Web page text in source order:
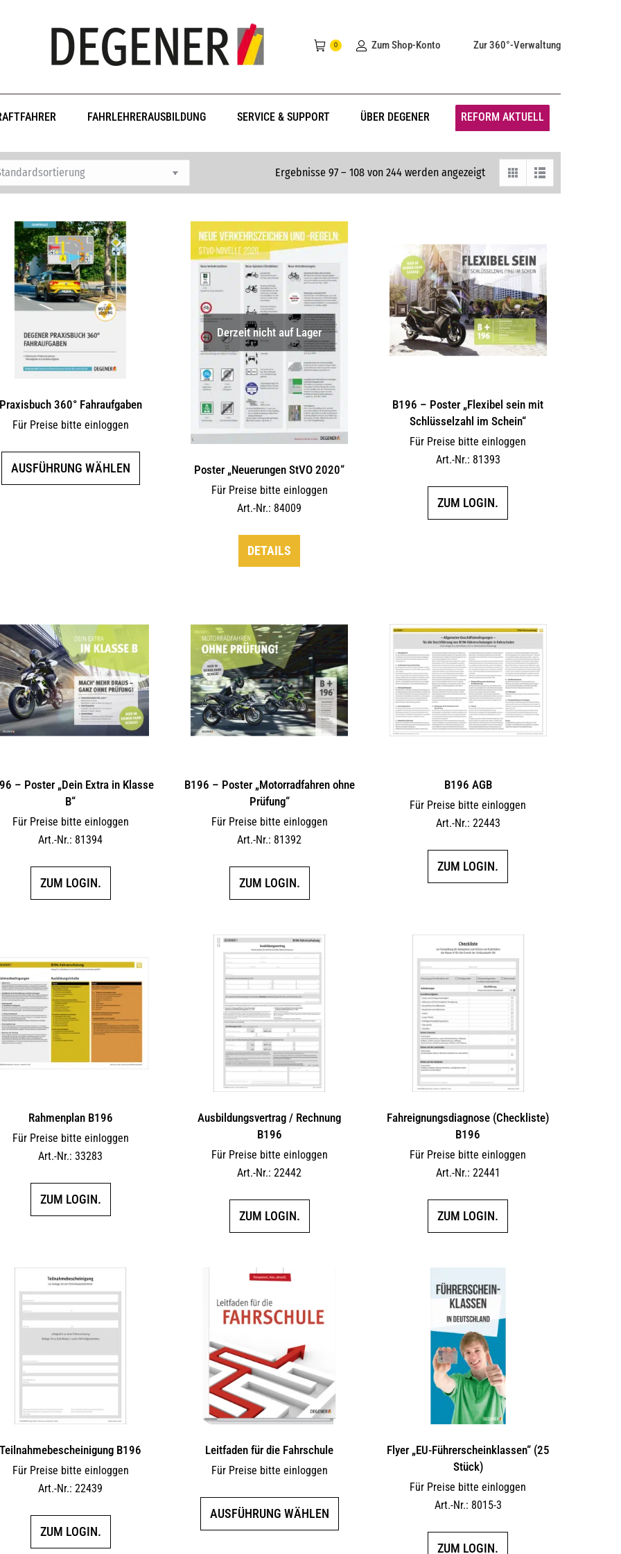
0 Zum Shop-Konto Zur 360°-Verwaltung
FAHRLEHRERAUSBILDUNG SERVICE & SUPPORT ÜBER DEGENER REFORM AKTUELL
Ergebnisse 97 – 108 von 244 werden angezeigt
360° Fahraufgaben
Für Preise bitte einloggen
AUSFÜHRUNG WÄHLEN
auf
gewählt
werden
Derzeit nicht auf Lager
Poster „Neuerungen StVO 2020“
Für Preise bitte einloggen
Art.-Nr.: 84009
DETAILS
B196 – Poster „Flexibel sein mit
Schlüsselzahl im Schein“
Für Preise bitte einloggen
Art.-Nr.: 81393
ZUM LOGIN.
– Poster „Dein Extra in Klasse
B“
Für Preise bitte einloggen
Art.-Nr.: 81394
ZUM LOGIN.
B196 – Poster „Motorradfahren ohne
Prüfung“
Für Preise bitte einloggen
Art.-Nr.: 81392
ZUM LOGIN.
B196 AGB
Für Preise bitte einloggen
Art.-Nr.: 22443
ZUM LOGIN.
Rahmenplan B196
Für Preise bitte einloggen
Art.-Nr.: 33283
ZUM LOGIN.
Ausbildungsvertrag / Rechnung
B196
Für Preise bitte einloggen
Art.-Nr.: 22442
ZUM LOGIN.
Fahreignungsdiagnose (Checkliste)
B196
Für Preise bitte einloggen
Art.-Nr.: 22441
ZUM LOGIN.
Teilnahmebescheinigung B196
Für Preise bitte einloggen
Art.-Nr.: 22439
ZUM LOGIN.
Leitfaden für die Fahrschule
Für Preise bitte einloggen
AUSFÜHRUNG WÄHLEN
Flyer „EU-Führerscheinklassen“ (25
Stück)
Für Preise bitte einloggen
Art.-Nr.: 8015-3
ZUM LOGIN.